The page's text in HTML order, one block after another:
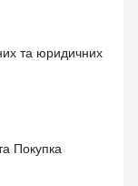
та юридичних
Покупка